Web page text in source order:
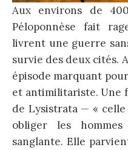
Aux environs de
Péloponnèse fait
livrent une guerre
survie des deux cités.
épisode marquant
et antimilitariste. Une
de Lysistrata — «
obliger les
sanglante. Elle